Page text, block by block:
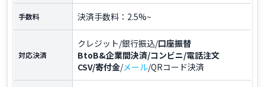
手数料 決済手数料：2.5%~
対応決済
クレジット/銀行振込/口座振替
BtoB&企業間決済/コンビニ/電話注文
CSV/寄付金/メール/QRコード決済